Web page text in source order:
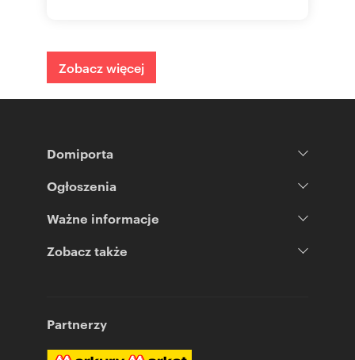
Zobacz więcej
Domiporta
Ogłoszenia
Ważne informacje
Zobacz także
Partnerzy